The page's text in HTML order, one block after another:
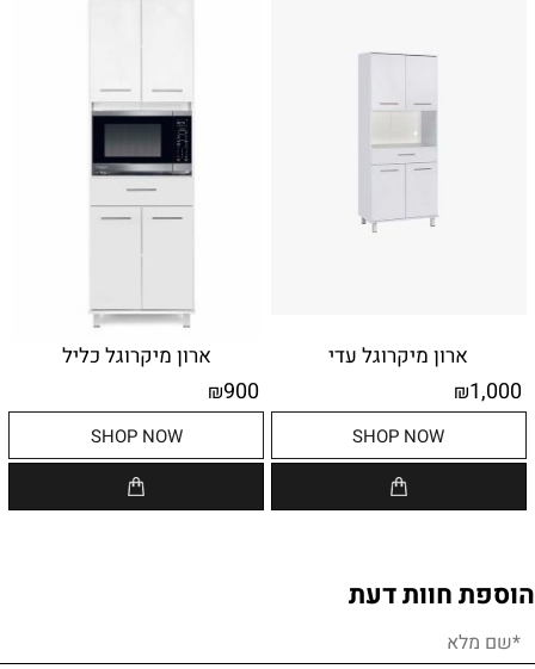
ארון מיקרוגל עדי
₪1,000
SHOP NOW
ארון מיקרוגל כליל
₪900
SHOP NOW
הוספת חוות דעת